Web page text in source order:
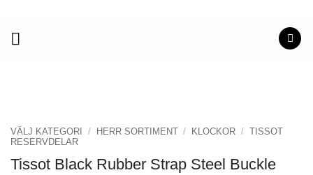
content
VÄLJ KATEGORI / HERR SORTIMENT / KLOCKOR / TISSOT
RESERVDELAR
Tissot Black Rubber Strap Steel Buckle